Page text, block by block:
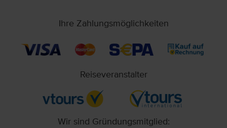
Ihre Zahlungsmöglichkeiten
Reiseveranstalter
Wir sind Gründungsmitglied: